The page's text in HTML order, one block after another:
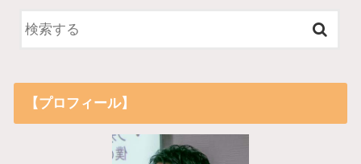
【プロフィール】